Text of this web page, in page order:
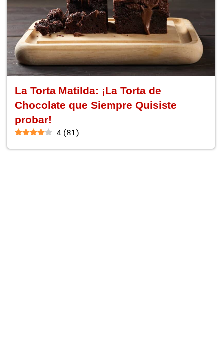
La Torta Matilda: ¡La Torta de
Chocolate que Siempre Quisiste
probar!
4 (81 )